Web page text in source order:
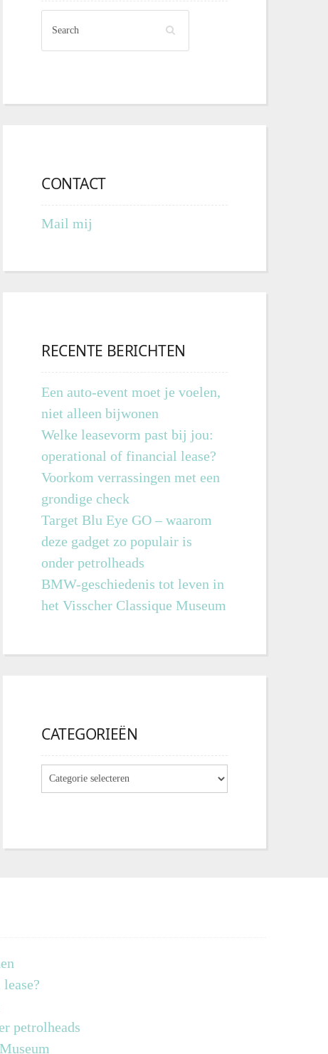
CONTACT
Mail mij
RECENTE BERICHTEN
Een auto-event moet je voelen,
niet alleen bijwonen
Welke leasevorm past bij jou:
operational of financial lease?
Voorkom verrassingen met een
grondige check
Target Blu Eye GO – waarom
deze gadget zo populair is
onder petrolheads
BMW-geschiedenis tot leven in
het Visscher Classique Museum
CATEGORIEËN
petrolheads